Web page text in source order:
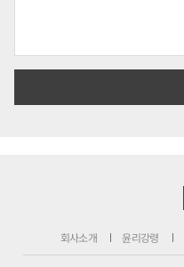
회사소개 윤리강령